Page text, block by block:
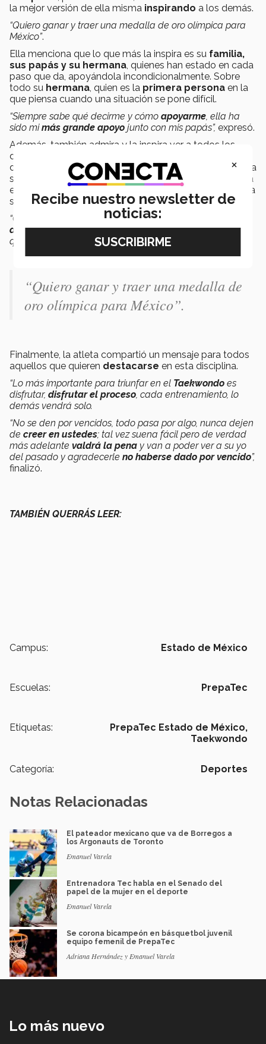
la mejor versión de ella misma inspirando a los demás.
“Quiero ganar y traer una medalla de oro olímpica para
México”.
Ella menciona que lo que más la inspira es su familia,
sus papás y su hermana, quienes han estado en cada
paso que da, apoyándola incondicionalmente. Sobre
todo su hermana, quien es la primera persona en la
que piensa cuando una situación se pone difícil.
“Siempre sabe qué decirme y cómo apoyarme, ella ha
sido mimás grande apoyo junto con mis papás”, expresó.
Además, también admira y la inspira ver a todos los
deportistas que hacen un gran esfuerzo día a día. Una
de ellas es
María Espinoza , deportista mexicana que ha
sido
campeona olímpica en el Taekwondo
, y la otra
es
, también deportista mexicana que ha
sido
campeona mundial.
“Conozco a Daniela y sé que además de ser
atleta, ambas son muy buenas personas y la verdad es
que
aspiro a ser como ellas”, expresó.
“Quiero ganar y traer una medalla de
oro olímpica para México”.
Finalmente, la atleta compartió un mensaje para todos
aquellos que quieren destacarse en esta disciplina.
“Lo más importante para triunfar en el Taekwondo es
disfrutar, disfrutar el proceso, cada entrenamiento, lo
demás vendrá solo.
“No se den por vencidos, todo pasa por algo, nunca dejen
de creer en ustedes; tal vez suena fácil pero de verdad
más adelante valdrá la pena y van a poder ver a su yo
del pasado y agradecerle no haberse dado por vencido”,
finalizó.
TAMBIÉN QUERRÁS LEER:
Campus: Estado de México
Escuelas: PrepaTec
Etiquetas:
PrepaTec Estado de México,
Taekwondo
Categoría: Deportes
Notas Relacionadas
El pateador mexicano que va de Borregos a
los Argonauts de Toronto
Emanuel Varela
Entrenadora Tec habla en el Senado del
papel de la mujer en el deporte
Emanuel Varela
Se corona bicampeón en básquetbol juvenil
equipo femenil de PrepaTec
Adriana Hernández y Emanuel Varela
Lo más nuevo
×
Recibe nuestro newsletter de
noticias: